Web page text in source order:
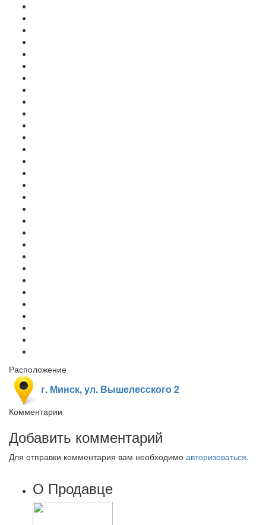
Расположение
г. Минск, ул. Вышелесского 2
Комментарии
Добавить комментарий
Для отправки комментария вам необходимо авторизоваться.
О Продавце